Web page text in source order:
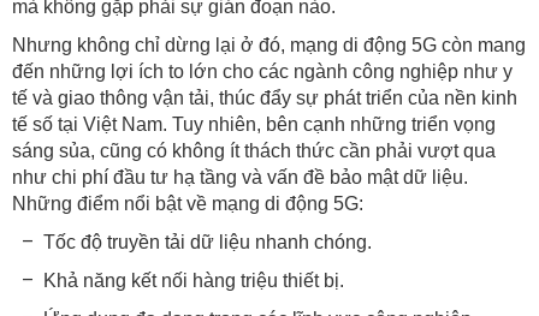
mà không gặp phải sự gián đoạn nào.
Nhưng không chỉ dừng lại ở đó, mạng di động 5G còn mang
đến những lợi ích to lớn cho các ngành công nghiệp như y
tế và giao thông vận tải, thúc đẩy sự phát triển của nền kinh
tế số tại Việt Nam. Tuy nhiên, bên cạnh những triển vọng
sáng sủa, cũng có không ít thách thức cần phải vượt qua
như chi phí đầu tư hạ tầng và vấn đề bảo mật dữ liệu.
Những điểm nổi bật về mạng di động 5G:
– Tốc độ truyền tải dữ liệu nhanh chóng.
– Khả năng kết nối hàng triệu thiết bị.